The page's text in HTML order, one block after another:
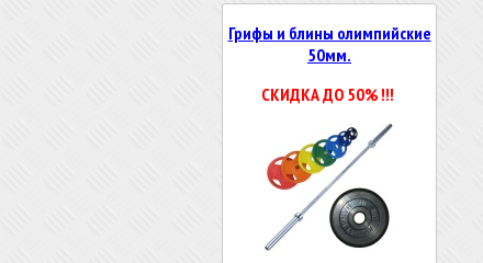
Грифы и блины олимпийские
50мм.
СКИДКА ДО 50% !!!